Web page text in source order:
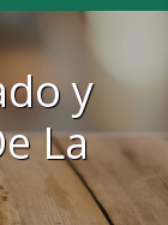
y
La